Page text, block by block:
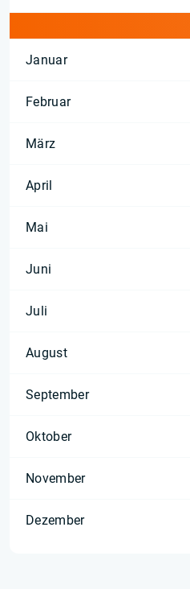
Januar
Februar
März
April
Mai
Juni
Juli
August
September
Oktober
November
Dezember